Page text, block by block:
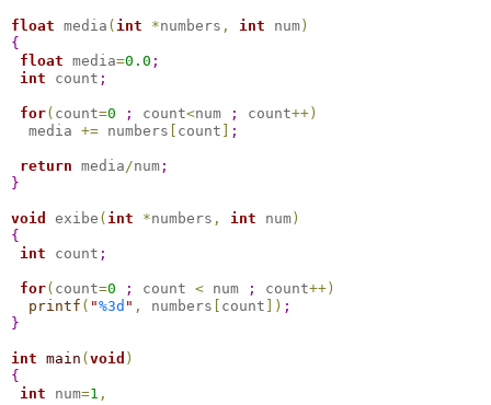
float media ( int *numbers , int num)
{
float media=0.0 ;
int count ;
for( count=0 ; count<num ; count++)
  media
+= numbers [ count ] ;
return media /num ;
}
void exibe ( int *numbers , int num)
{
int count ;
for( count=0 ; count < num ; count++)
printf ( "%3d " , numbers [ count ] ) ;
}
int main (void )
{
int num=1 ,